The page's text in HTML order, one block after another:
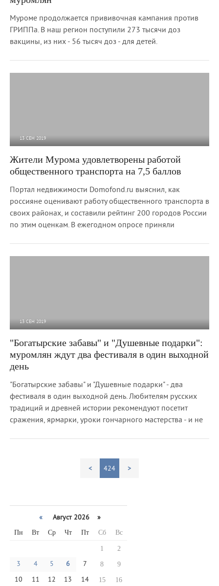
Муроме продолжается прививочная кампания против
ГРИППа. В наш регион поступили 273 тысячи доз
вакцины, из них - 56 тысяч доз - для детей.
13 СЕН 2019
Жители Мурома удовлетворены работой
общественного транспорта на 7,5 баллов
Портал недвижимости Domofond.ru выяснил, как
россияне оценивают работу общественного транспорта в
своих районах, и составили рейтинг 200 городов России
по этим оценкам. В ежегодном опросе приняли
13 СЕН 2019
"Богатырские забавы" и "Душевные подарки":
муромлян ждут два фестиваля в один выходной
день
"Богатырские забавы" и "Душевные подарки" - два
фестиваля в один выходной день. Любителям русских
традиций и древней истории рекомендуют посетит
сражения, ярмарки, уроки гончарного мастерства - и не
< 424 >
« Август 2026 »
Пн Вт Ср Чт Пт Сб Вс
1 2
3 4 5 6 7 8 9
10 11 12 13 14 15 16